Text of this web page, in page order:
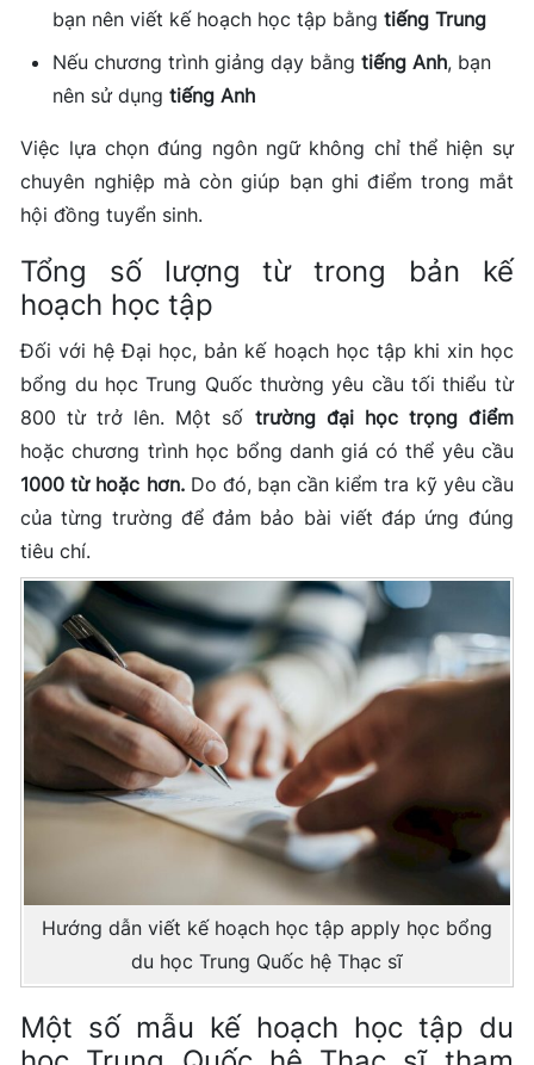
bạn nên viết kế hoạch học tập bằngtiếng Trung
Nếu chương trình giảng dạy bằngtiếng Anh, bạn
nên sử dụngtiếng Anh
Việc lựa chọn đúng ngôn ngữ không chỉ thể hiện sự
chuyên nghiệp mà còn giúp bạn ghi điểm trong mắt
hội đồng tuyển sinh.
Tổng số lượng từ trong bản kế
hoạch học tập
Đối với hệ Đại học, bản kế hoạch học tập khi xin học
bổng du học Trung Quốc thường yêu cầu tối thiểu từ
800 từ trở lên. Một số trường đại học trọng điểm
hoặc chương trình học bổng danh giá có thể yêu cầu
1000 từ hoặc hơn. Do đó, bạn cần kiểm tra kỹ yêu cầu
của từng trường để đảm bảo bài viết đáp ứng đúng
tiêu chí.
Hướng dẫn viết kế hoạch học tập apply học bổng
du học Trung Quốc hệ Thạc sĩ
Một số mẫu kế hoạch học tập du